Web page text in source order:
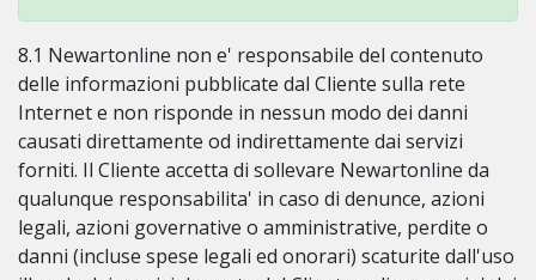
8.1 Newartonline non e' responsabile del contenuto
delle informazioni pubblicate dal Cliente sulla rete
Internet e non risponde in nessun modo dei danni
causati direttamente od indirettamente dai servizi
forniti. Il Cliente accetta di sollevare Newartonline da
qualunque responsabilita' in caso di denunce, azioni
legali, azioni governative o amministrative, perdite o
danni (incluse spese legali ed onorari) scaturite dall'uso